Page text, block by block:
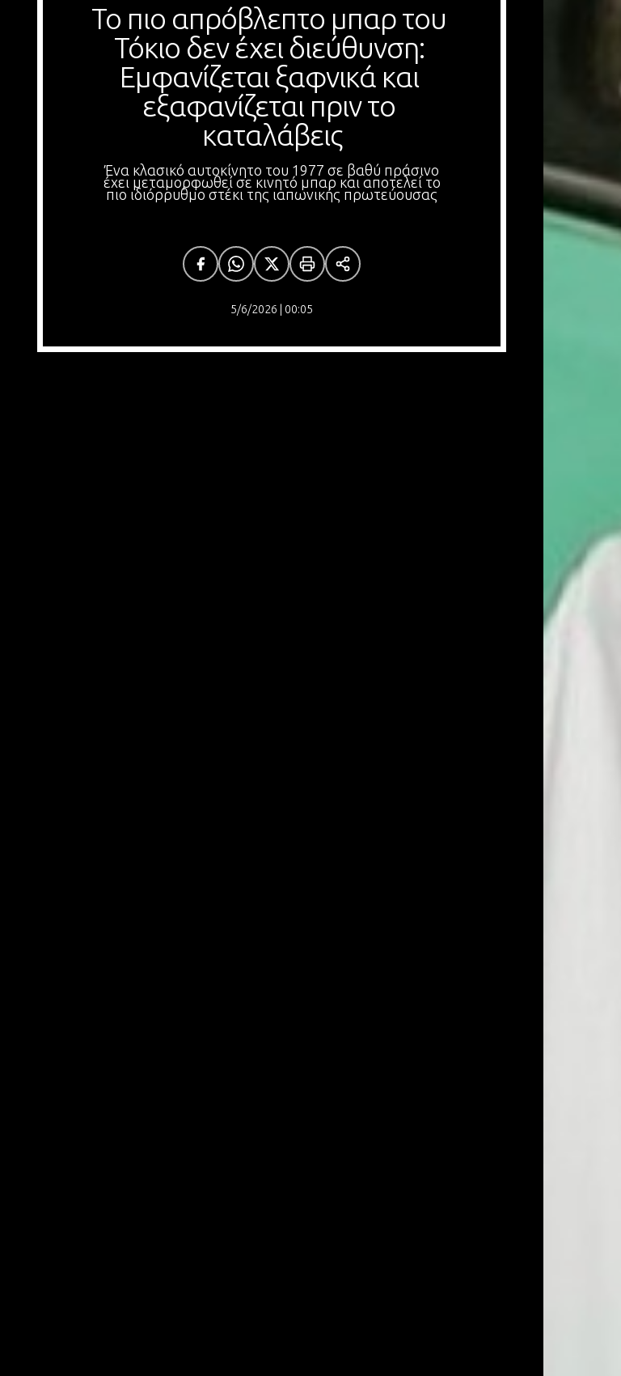
Το πιο απρόβλεπτο μπαρ του
Τόκιο δεν έχει διεύθυνση:
Εμφανίζεται ξαφνικά και
εξαφανίζεται πριν το
καταλάβεις
Ένα κλασικό αυτοκίνητο του 1977 σε βαθύ πράσινο
έχει μεταμορφωθεί σε κινητό μπαρ και αποτελεί το
πιο ιδιόρρυθμο στέκι της ιαπωνικής πρωτεύουσας
5/6/2026 | 00:05